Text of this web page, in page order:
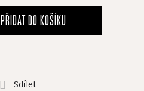
PŘIDAT DO KOŠÍKU
Sdílet